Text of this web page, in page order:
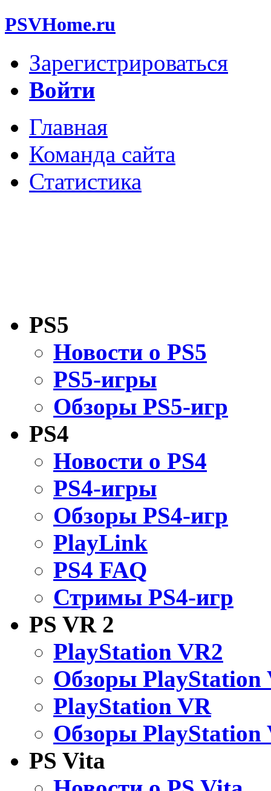
PSVHome.ru
Зарегистрироваться
Войти
Главная
Команда сайта
Статистика
PS5
Новости о PS5
PS5-игры
Обзоры PS5-игр
PS4
Новости о PS4
PS4-игры
Обзоры PS4-игр
PlayLink
PS4 FAQ
Стримы PS4-игр
PS VR 2
PlayStation VR2
Обзоры PlayStation
PlayStation VR
Обзоры PlayStation
PS Vita